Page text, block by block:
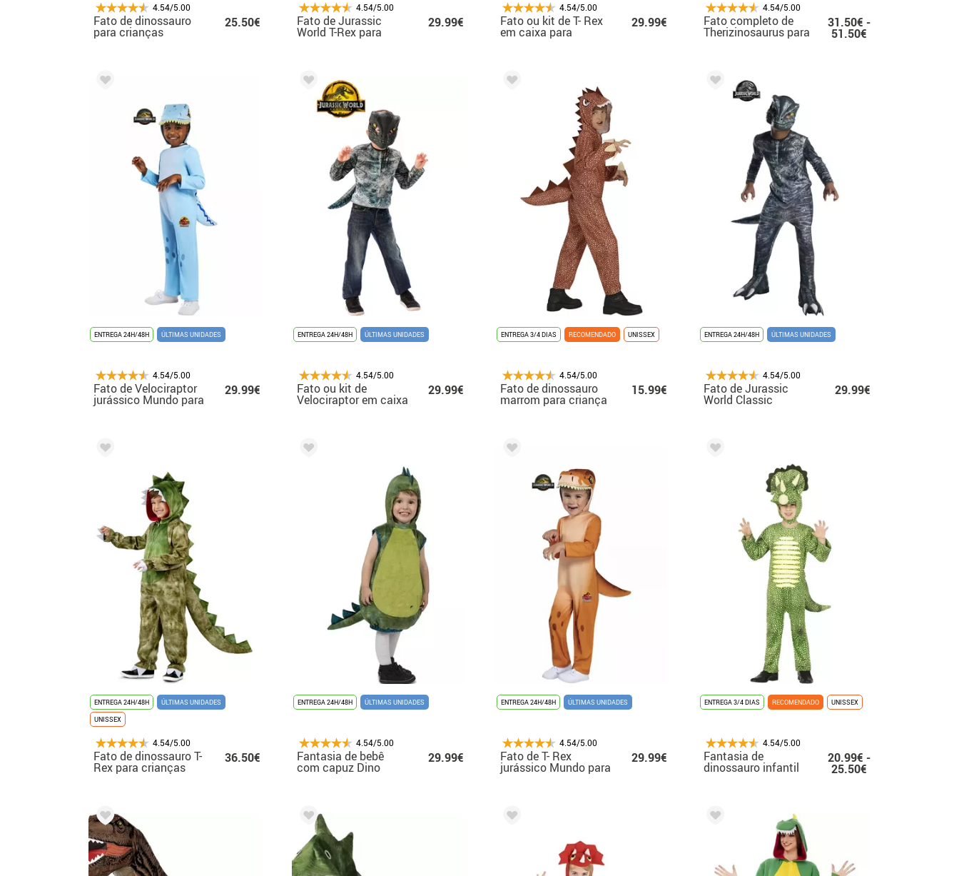
4.54/5.00
Fato de dinossauro
para crianças
25.50€
4.54/5.00
Fato de Jurassic
World T-Rex para
29.99€
4.54/5.00
Fato ou kit de T- Rex
em caixa para
29.99€
4.54/5.00
Fato completo de
Therizinosaurus para
31.50€ -
51.50€
ENTREGA 24H/48H ÚLTIMAS UNIDADES
4.54/5.00
Fato de Velociraptor
jurássico Mundo para
crianças
29.99€
ENTREGA 24H/48H ÚLTIMAS UNIDADES
4.54/5.00
Fato ou kit de
Velociraptor em caixa
para criança
29.99€
ENTREGA 3/4 DIAS RECOMENDADO UNISSEX
4.54/5.00
Fato de dinossauro
marrom para criança
15.99€
ENTREGA 24H/48H ÚLTIMAS UNIDADES
4.54/5.00
Fato de Jurassic
World Classic
29.99€
ENTREGA 24H/48H
ÚLTIMAS UNIDADES
UNISSEX
4.54/5.00
Fato de dinossauro T-
Rex para crianças
36.50€
ENTREGA 24H/48H ÚLTIMAS UNIDADES
4.54/5.00
Fantasia de bebê
com capuz Dino
29.99€
ENTREGA 24H/48H ÚLTIMAS UNIDADES
4.54/5.00
Fato de T- Rex
jurássico Mundo para
crianças
29.99€
ENTREGA 3/4 DIAS RECOMENDADO UNISSEX
4.54/5.00
Fantasia de
dinossauro infantil
20.99€ -
25.50€